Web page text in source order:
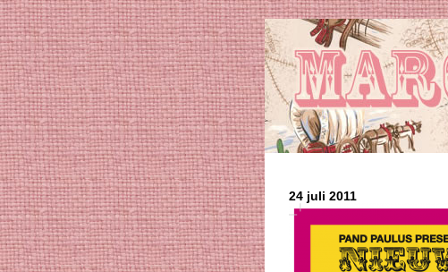
24 juli 2011